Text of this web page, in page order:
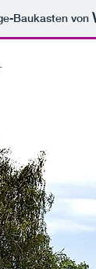
Baukasten von